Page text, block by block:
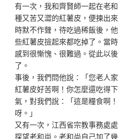
有一次，我和齊賢師一起在老
種又苦又澀的紅薯皮，便揀出
時默不作聲，待吃過稀飯後，
些紅薯皮撿起來都吃掉了。當
感到很慚愧、很難過。從此以
了。
事後，我們問他說：「您老人
紅薯皮好苦啊！你怎麼還吃得
氣， 對我們說：「這是糧食啊
呀。」
又有一次，江西省宗教事務處
探望老和尚。老和尚自己加了